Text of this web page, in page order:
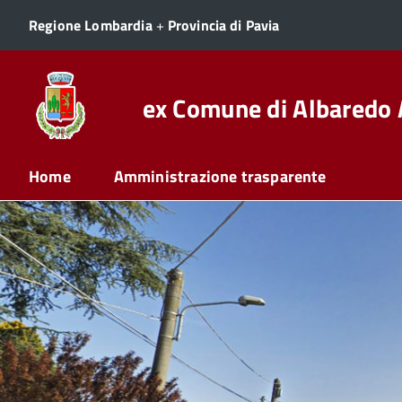
Regione Lombardia+ Provincia di Pavia
ex Comune di
Home Amministrazione trasparente